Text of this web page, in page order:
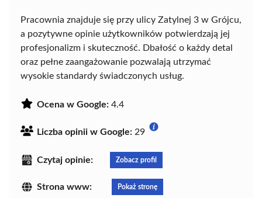
Pracownia znajduje się przy ulicy Zatylnej 3 w Grójcu,
a pozytywne opinie użytkowników potwierdzają jej
profesjonalizm i skuteczność. Dbałość o każdy detal
oraz pełne zaangażowanie pozwalają utrzymać
wysokie standardy świadczonych usług.
Ocena w Google: 4.4
Liczba opinii w Google: 29
Czytaj opinie: Zobacz profil
Strona www: Pokaż stronę